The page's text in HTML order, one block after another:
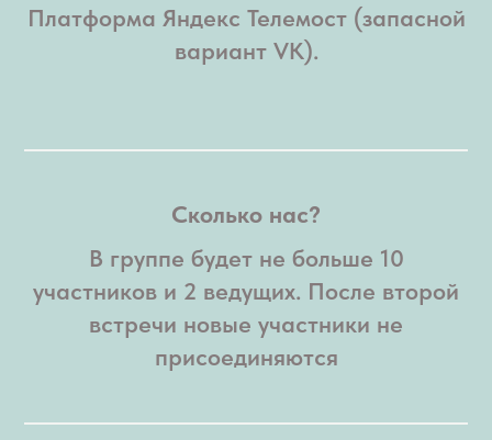
Платформа Яндекс Телемост (запасной
вариант VK).
Сколько нас?
В группе будет не больше 10
участников и 2 ведущих. После второй
встречи новые участники не
присоединяются